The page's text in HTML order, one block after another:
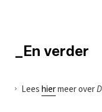
_En verder
Leeshiermeer over